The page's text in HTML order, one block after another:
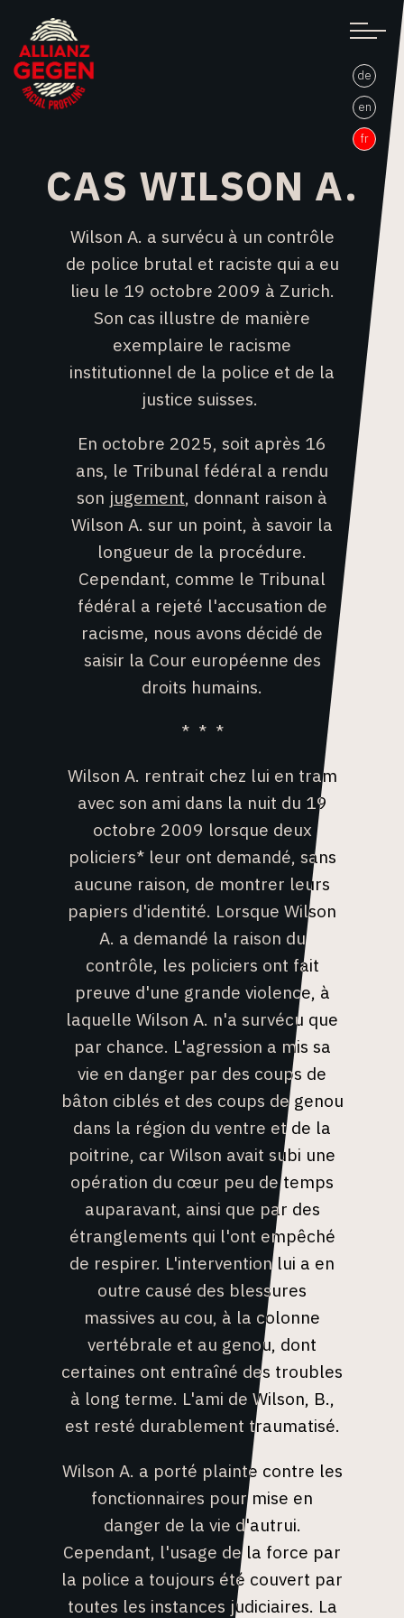
de
en
fr
CAS WILSON A.
Wilson A. a survécu à un contrôle
de police brutal et raciste qui a eu
lieu le 19 octobre 2009 à Zurich.
Son cas illustre de manière
exemplaire le racisme
institutionnel de la police et de la
justice suisses.
En octobre 2025, soit après 16
ans, le Tribunal fédéral a rendu
son jugement, donnant raison à
Wilson A. sur un point, à savoir la
longueur de la procédure.
Cependant, comme le Tribunal
fédéral a rejeté l'accusation de
racisme, nous avons décidé de
saisir la Cour européenne des
droits humains.
* * *
Wilson A. rentrait chez lui en tram
avec son ami dans la nuit du 19
octobre 2009 lorsque deux
policiers* leur ont demandé, sans
aucune raison, de montrer leurs
papiers d'identité. Lorsque Wilson
A. a demandé la raison du
contrôle, les policiers ont fait
preuve d'une grande violence, à
laquelle Wilson A. n'a survécu que
par chance. L'agression a mis sa
vie en danger par des coups de
bâton ciblés et des coups de genou
dans la région du ventre et de la
poitrine, car Wilson avait subi une
opération du cœur peu de temps
auparavant, ainsi que par des
étranglements qui l'ont empêché
de respirer. L'intervention lui a en
outre causé des blessures
massives au cou, à la colonne
vertébrale et au genou, dont
certaines ont entraîné des troubles
à long terme. L'ami de Wilson, B.,
est resté durablement traumatisé.
Wilson A. a porté plainte contre les
fonctionnaires pour mise en
danger de la vie d'autrui.
Cependant, l'usage de la force par
la police a toujours été couvert par
toutes les instances judiciaires. La